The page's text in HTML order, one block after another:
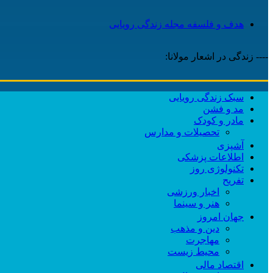
هدف و فلسفه مجله زندگی رویایی
---- زندگی در اشعار مولانا:
سبک زندگی رویایی
مد و فشن
مادر و کودک
تحصیلات و مدارس
آشپزی
اطلاعات پزشکی
تکنولوژی روز
تفریح
اخبار ورزشی
هنر و سینما
جهان امروز
دین و مذهب
مهاجرت
محیط زیست
اقتصاد مالی